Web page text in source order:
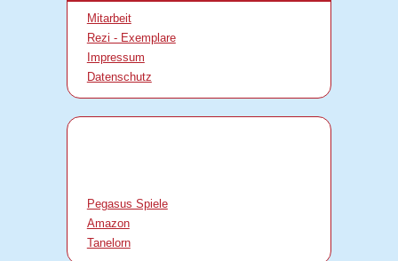
Mitarbeit
Rezi - Exemplare
Impressum
Datenschutz
Pegasus Spiele
Amazon
Tanelorn